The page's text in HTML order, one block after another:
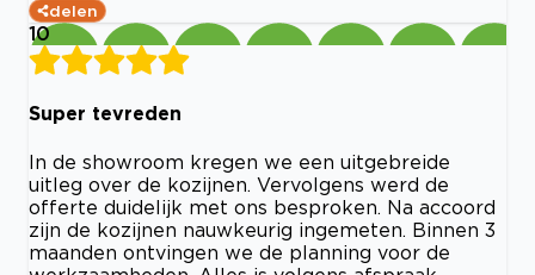
delen
10
Super tevreden
In de showroom kregen we een uitgebreide
uitleg over de kozijnen. Vervolgens werd de
offerte duidelijk met ons besproken. Na accoord
zijn de kozijnen nauwkeurig ingemeten. Binnen 3
maanden ontvingen we de planning voor de